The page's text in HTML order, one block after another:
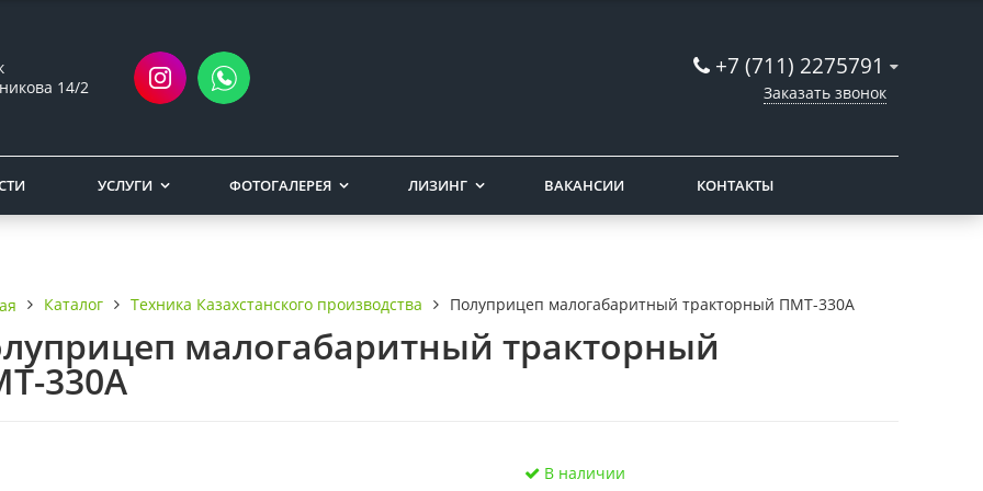
14/2
+7 (711) 2275791
Заказать звонок
УСЛУГИ ФОТОГАЛЕРЕЯ ЛИЗИНГ ВАКАНСИИ КОНТАКТЫ
Каталог Техника Казахстанского производства Полуприцеп малогабаритный тракторный ПМТ-330А
малогабаритный тракторный
330А
В наличии